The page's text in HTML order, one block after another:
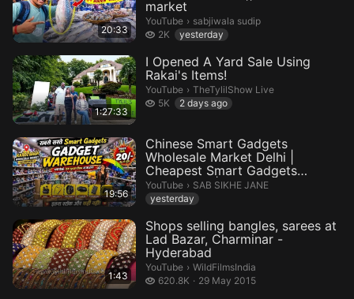
20:33
market
YouTube › sabjiwala sudip.
sabjiwala sudip
2K
2 thousand views
yesterday
1:27:33
I Opened A Yard Sale Using
Rakai's Items!
YouTube › TheTylilShow Live.
TheTylilShow Live
5K
5 thousand views
2 days ago
19:56
Chinese Smart Gadgets
Wholesale Market Delhi |
Cheapest Smart Gadgets
Warehouse | Gad...
YouTube › SAB SIKHE JANE.
SAB SIKHE JANE
yesterday
1:43
Shops selling bangles, sarees at
Lad Bazar, Charminar -
Hyderabad
YouTube › WildFilmsIndia.
WildFilmsIndia
620.8K
620.8 thousand views
29 May 2015